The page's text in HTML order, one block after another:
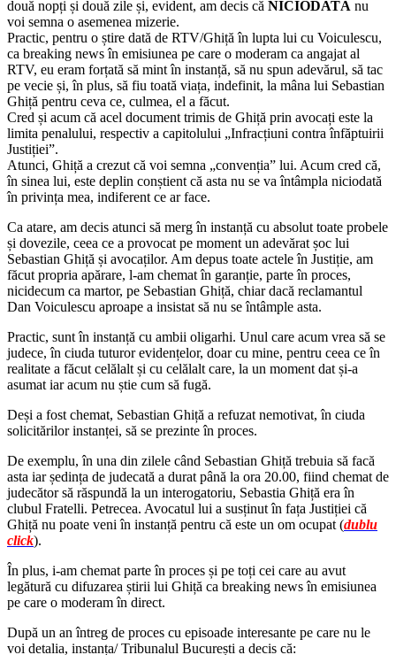
două nopți și două zile și, evident, am decis că NICIODATĂ nu
voi semna o asemenea mizerie.
Practic, pentru o știre dată de RTV/Ghiță în lupta lui cu Voiculescu,
ca breaking news în emisiunea pe care o moderam ca angajat al
RTV, eu eram forțată să mint în instanță, să nu spun adevărul, să tac
pe vecie și, în plus, să fiu toată viața, indefinit, la mâna lui Sebastian
Ghiță pentru ceva ce, culmea, el a făcut.
Cred și acum că acel document trimis de Ghiță prin avocați este la
limita penalului, respectiv a capitolului „Infracțiuni contra înfăptuirii
Justiției”.
Atunci, Ghiță a crezut că voi semna „convenția” lui. Acum cred că,
în sinea lui, este deplin conștient că asta nu se va întâmpla niciodată
în privința mea, indiferent ce ar face.
Ca atare, am decis atunci să merg în instanță cu absolut toate probele
și dovezile, ceea ce a provocat pe moment un adevărat șoc lui
Sebastian Ghiță și avocaților. Am depus toate actele în Justiție, am
făcut propria apărare, l-am chemat în garanție, parte în proces,
nicidecum ca martor, pe Sebastian Ghiță, chiar dacă reclamantul
Dan Voiculescu aproape a insistat să nu se întâmple asta.
Practic, sunt în instanță cu ambii oligarhi. Unul care acum vrea să se
judece, în ciuda tuturor evidențelor, doar cu mine, pentru ceea ce în
realitate a făcut celălalt și cu celălalt care, la un moment dat și-a
asumat iar acum nu știe cum să fugă.
Deși a fost chemat, Sebastian Ghiță a refuzat nemotivat, în ciuda
solicitărilor instanței, să se prezinte în proces.
De exemplu, în una din zilele când Sebastian Ghiță trebuia să facă
asta iar ședința de judecată a durat până la ora 20.00, fiind chemat de
judecător să răspundă la un interogatoriu, Sebastia Ghiță era în
clubul Fratelli. Petrecea. Avocatul lui a susținut în fața Justiției că
Ghiță nu poate veni în instanță pentru că este un om ocupat (dublu
click).
În plus, i-am chemat parte în proces și pe toți cei care au avut
legătură cu difuzarea știrii lui Ghiță ca breaking news în emisiunea
pe care o moderam în direct.
După un an întreg de proces cu episoade interesante pe care nu le
voi detalia, instanța/ Tribunalul București a decis că: